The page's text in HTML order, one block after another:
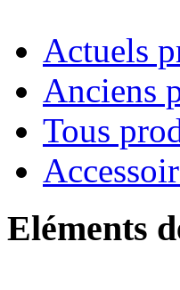
Actuels
Anciens
Tous
Eléments